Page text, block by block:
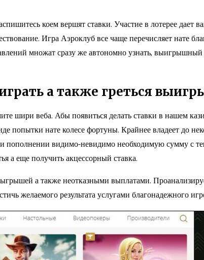
коем вершят ставки. Участие в лотерее дает
Игра Аэроклуб все чаще перечисляет нате
множат сразу же автономно узнать,
а также греться
шири веба. Абы появиться делать ставки в нашем
попытки нате колесе фортуны. Крайнее владеет до
видимо-невидимо необходимую сумму с
а еще получить акцессорный ставка.
а также неотказными выплатами.
желаемого результата услугами благонадежного